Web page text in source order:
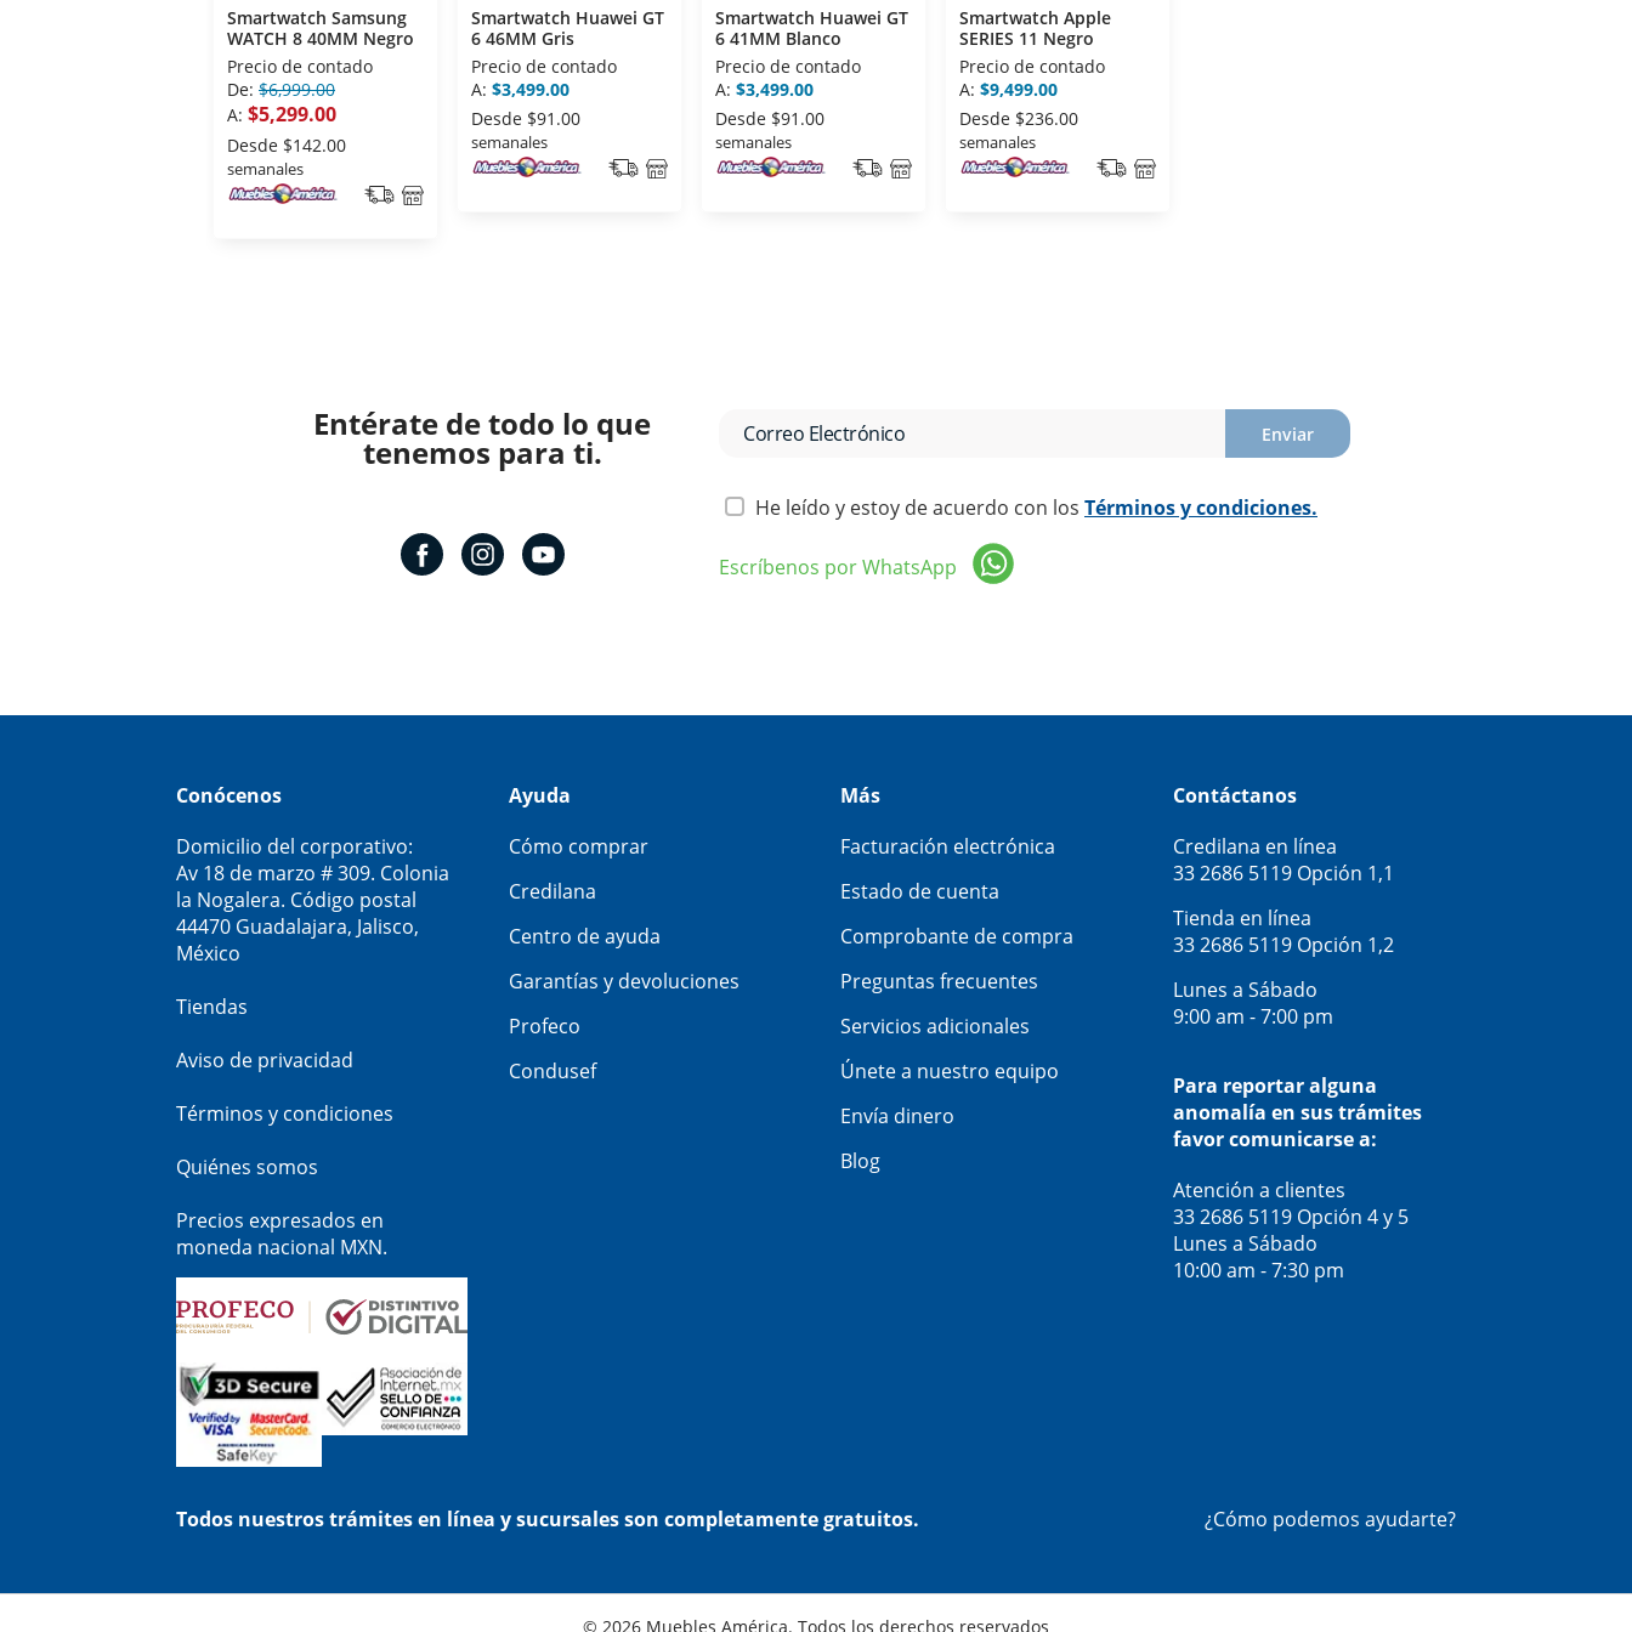
Smartwatch Samsung
WATCH 8 40MM Negro
Precio de contado
De: $6,999.00
A: $5,299.00
Desde $142.00
semanales
Smartwatch Huawei GT
6 46MM Gris
Precio de contado
A: $3,499.00
Desde $91.00
semanales
Smartwatch Huawei GT
6 41MM Blanco
Precio de contado
A: $3,499.00
Desde $91.00
semanales
Smartwatch Apple
SERIES 11 Negro
Precio de contado
A: $9,499.00
Desde $236.00
semanales
Entérate de todo lo que
tenemos para ti. Enviar
He leído y estoy de acuerdo con los Términos y condiciones.
Escríbenos por WhatsApp
Conócenos
Domicilio del corporativo:
Av 18 de marzo # 309. Colonia
la Nogalera. Código postal
44470 Guadalajara, Jalisco,
México
Tiendas
Aviso de privacidad
Términos y condiciones
Quiénes somos
Precios expresados en
moneda nacional MXN.
Ayuda
Cómo comprar
Credilana
Centro de ayuda
Garantías y devoluciones
Profeco
Condusef
Más
Facturación electrónica
Estado de cuenta
Comprobante de compra
Preguntas frecuentes
Servicios adicionales
Únete a nuestro equipo
Envía dinero
Blog
Contáctanos
Credilana en línea
33 2686 5119 Opción 1,1
Tienda en línea
33 2686 5119 Opción 1,2
Lunes a Sábado
9:00 am - 7:00 pm
Para reportar alguna
anomalía en sus trámites
favor comunicarse a:
Atención a clientes
33 2686 5119 Opción 4 y 5
Lunes a Sábado
10:00 am - 7:30 pm
Todos nuestros trámites en línea y sucursales son completamente gratuitos. ¿Cómo podemos ayudarte?
© 2026 Muebles América. Todos los derechos reservados